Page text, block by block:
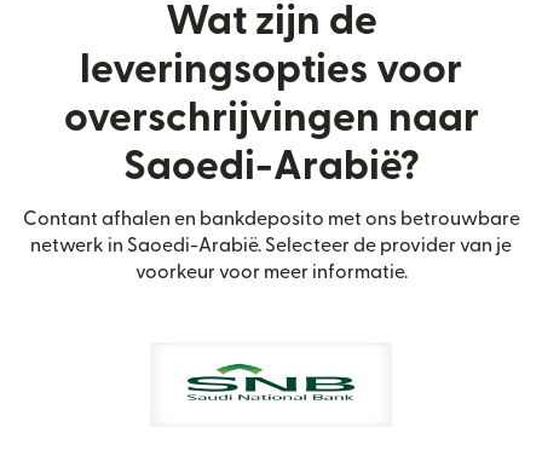
Wat zijn de
leveringsopties voor
overschrijvingen naar
Saoedi-Arabië?
Contant afhalen en bankdeposito met ons betrouwbare
netwerk in Saoedi-Arabië. Selecteer de provider van je
voorkeur voor meer informatie.